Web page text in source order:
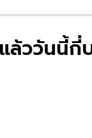
ล้ววันนี้กี่